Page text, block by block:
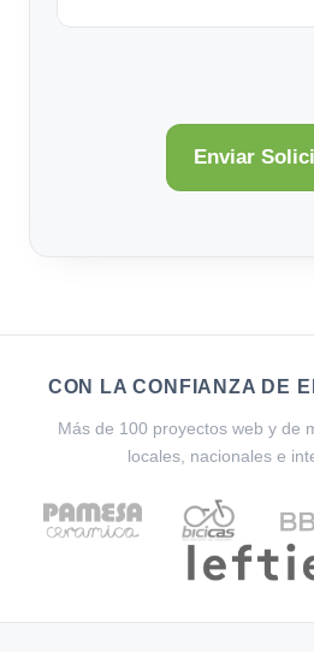
CON LA CONFIANZA DE
Más de 100 proyectos web y de
locales, nacionales e